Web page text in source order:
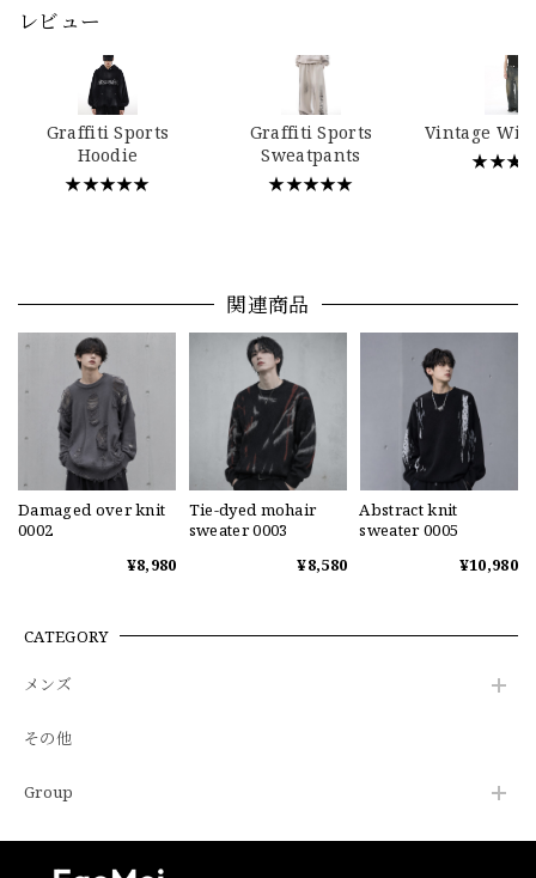
レビュー
Graffiti Sports
Hoodie
★★★★★
Graffiti Sports
Sweatpants
★★★★★
Vintage
関連商品
Damaged over knit
0002
¥8,980
Tie-dyed mohair
sweater 0003
¥8,580
Abstract knit
sweater 0005
¥10,980
CATEGORY
メンズ
その他
Group